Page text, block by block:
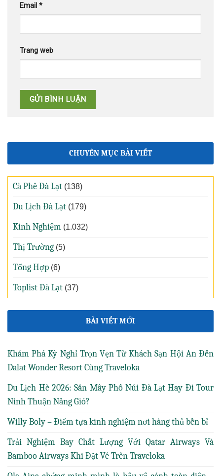
Email *
Trang web
CHUYÊN MỤC BÀI VIẾT
Cà Phê Đà Lạt (138)
Du Lịch Đà Lạt (179)
Kinh Nghiệm (1.032)
Thị Trường (5)
Tổng Hợp (6)
Toplist Đà Lạt (37)
BÀI VIẾT MỚI
Khám Phá Kỳ Nghỉ Trọn Vẹn Từ Khách Sạn Hội An Đến
Dalat Wonder Resort Cùng Traveloka
Du Lịch Hè 2026: Săn Mây Phố Núi Đà Lạt Hay Đi Tour
Ninh Thuận Nắng Gió?
Willy Boly – Điểm tựa kinh nghiệm nơi hàng thủ bền bỉ
Trải Nghiệm Bay Chất Lượng Với Qatar Airways Và
Bamboo Airways Khi Đặt Vé Trên Traveloka